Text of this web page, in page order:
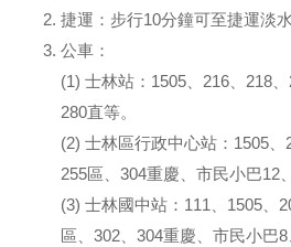
捷運：步行10分鐘可至捷運淡
公車：
(1) 士林站：1505、216、218、
280直等。
(2) 士林區行政中心站：1505、
255區、304重慶、市民小巴12
(3) 士林國中站：111、1505、
區、302、304重慶、市民小巴8